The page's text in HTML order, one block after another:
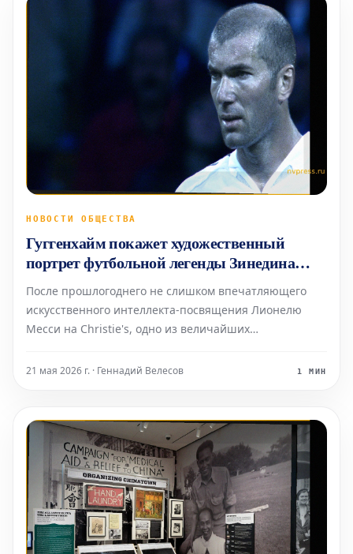
НОВОСТИ ОБЩЕСТВА
Гуггенхайм покажет художественный
портрет футбольной легенды Зинедина
Зидана
После прошлогоднего не слишком впечатляющего
искусственного интеллекта-посвящения Лионелю
Месси на Christie's, одно из величайших
соккеру, как его иногда называют) за всю историю,
21 мая 2026 г. · Геннадий Велесов 1 МИН